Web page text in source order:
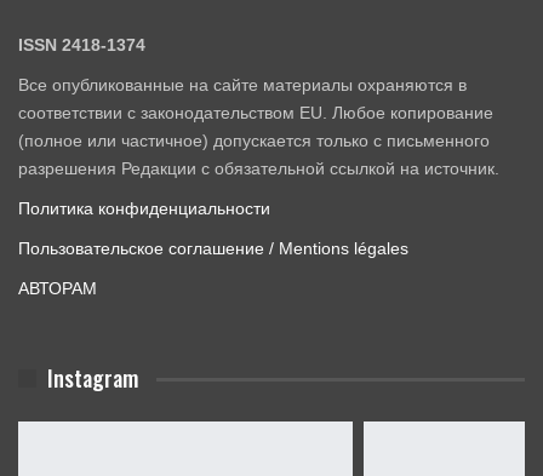
ISSN 2418-1374
Все опубликованные на сайте материалы охраняются в
соответствии с законодательством EU. Любое копирование
(полное или частичное) допускается только с письменного
разрешения Редакции с обязательной ссылкой на источник.
Политика конфиденциальности
Пользовательское соглашение / Mentions légales
АВТОРАМ
Instagram